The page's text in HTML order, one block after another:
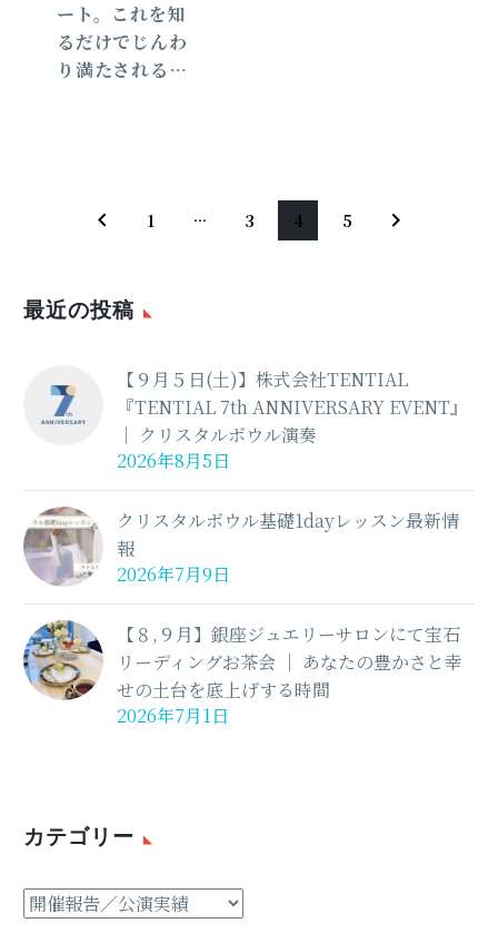
ート。これを知
るだけでじんわ
り満たされる…
1 … 3 4 5
最近の投稿
【９月５日(土)】株式会社TENTIAL
『TENTIAL 7th ANNIVERSARY EVENT』
│ クリスタルボウル演奏
2026年8月5日
クリスタルボウル基礎1dayレッスン最新情
報
2026年7月9日
【８,９月】銀座ジュエリーサロンにて宝石
リーディングお茶会 │ あなたの豊かさと幸
せの土台を底上げする時間
2026年7月1日
カテゴリー